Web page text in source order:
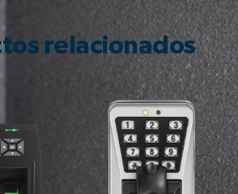
relacionados